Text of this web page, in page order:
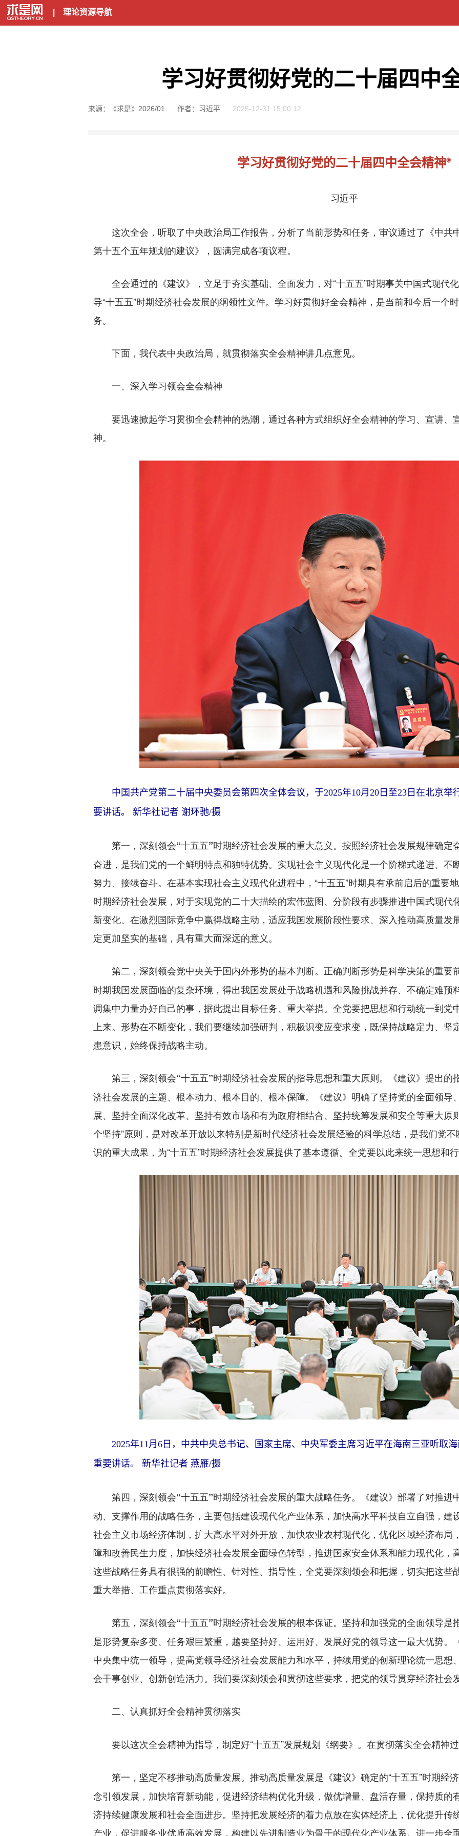
理论资源导航
学习好贯彻好党的二十届四中
来源：《求是》2026/01 作者：习近平 2025-12-31 15:00:12
学习好贯彻好党的二十届四中全会精神※
习近平
这次全会，听取了中央政治局工作报告，分析了当前形势和任务，审议通过了《中共
第十五个五年规划的建议》，圆满完成各项议程。
全会通过的《建议》，立足于夯实基础、全面发力，对“十五五”时期事关中国式现代
导“十五五”时期经济社会发展的纲领性文件。学习好贯彻好全会精神，是当前和今后一个
务。
下面，我代表中央政治局，就贯彻落实全会精神讲几点意见。
一、深入学习领会全会精神
要迅速掀起学习贯彻全会精神的热潮，通过各种方式组织好全会精神的学习、宣讲、
神。
中国共产党第二十届中央委员会第四次全体会议，于2025年10月20日至23日在北京举
要讲话。 新华社记者 谢环驰/摄
第一，深刻领会“十五五”时期经济社会发展的重大意义。 按照经济社会发展规律确定
奋进，是我们党的一个鲜明特点和独特优势。实现社会主义现代化是一个阶梯式递进、不
努力、接续奋斗。在基本实现社会主义现代化进程中，“十五五”时期具有承前启后的重要
时期经济社会发展，对于实现党的二十大描绘的宏伟蓝图、分阶段有步骤推进中国式现代
新变化、在激烈国际竞争中赢得战略主动，适应我国发展阶段性要求、深入推动高质量发
定更加坚实的基础，具有重大而深远的意义。
第二，深刻领会党中央关于国内外形势的基本判断。 正确判断形势是科学决策的重要
时期我国发展面临的复杂环境，得出我国发展处于战略机遇和风险挑战并存、不确定难预
调集中力量办好自己的事，据此提出目标任务、重大举措。全党要把思想和行动统一到党
上来。形势在不断变化，我们要继续加强研判，积极识变应变求变，既保持战略定力、
患意识，始终保持战略主动。
第三，深刻领会“十五五”时期经济社会发展的指导思想和重大原则。
《建议》提出的
济社会发展的主题、根本动力、根本目的、根本保障。《建议》明确了坚持党的全面领导
展、坚持全面深化改革、坚持有效市场和有为政府相结合、坚持统筹发展和安全等重大原
个坚持”原则，是对改革开放以来特别是新时代经济社会发展经验的科学总结，是我们党
识的重大成果，为“十五五”时期经济社会发展提供了基本遵循。全党要以此来统一思想和
2025年11月6日，中共中央总书记、国家主席、中央军委主席习近平在海南三亚听取
重要讲话。 新华社记者 燕雁/摄
第四，深刻领会“十五五”时期经济社会发展的重大战略任务。
《建议》部署了对推
动、支撑作用的战略任务，主要包括建设现代化产业体系，加快高水平科技自立自强，建
社会主义市场经济体制，扩大高水平对外开放，加快农业农村现代化，优化区域经济布局
障和改善民生力度，加快经济社会发展全面绿色转型，推进国家安全体系和能力现代化，
这些战略任务具有很强的前瞻性、针对性、指导性，全党要深刻领会和把握，切实把这些
重大举措、工作重点贯彻落实好。
第五，深刻领会“十五五”时期经济社会发展的根本保证。 坚持和加强党的全面领导是
是形势复杂多变、任务艰巨繁重，越要坚持好、运用好、发展好党的领导这一最大优势。
中央集中统一领导，提高党领导经济社会发展能力和水平，持续用党的创新理论统一思想
会干事创业、创新创造活力。我们要深刻领会和贯彻这些要求，把党的领导贯穿经济社会
二、认真抓好全会精神贯彻落实
要以这次全会精神为指导，制定好“十五五”发展规划《纲要》。在贯彻落实全会精神
第一，坚定不移推动高质量发展。 推动高质量发展是《建议》确定的“十五五”时期经
念引领发展，加快培育新动能，促进经济结构优化升级，做优增量、盘活存量，保持质的
济持续健康发展和社会全面进步。坚持把发展经济的着力点放在实体经济上，优化提升传
产业，促进服务业优质高效发展，构建以先进制造业为骨干的现代化产业体系。进一步全